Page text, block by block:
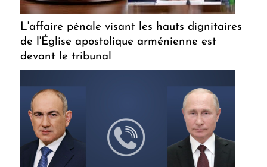
L'affaire pénale visant les hauts dignitaires
de l'Église apostolique arménienne est
devant le tribunal